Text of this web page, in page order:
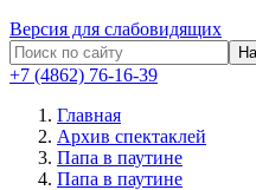
Версия для слабовидящих
+7 (4862) 76-16-39
Главная
Архив спектаклей
Папа в паутине
Папа в паутине